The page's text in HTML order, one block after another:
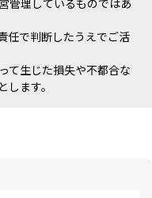
管理しているものではあ
任で判断したうえでご活
て生じた損失や不都合な
ます。